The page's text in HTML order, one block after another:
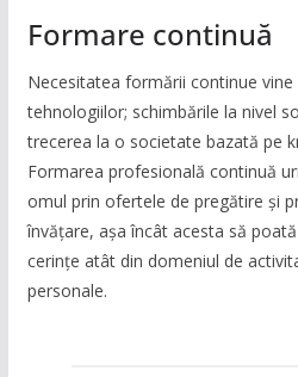
Formare continuă
Necesitatea formării continue
tehnologiilor; schimbările la nivel
trecerea la o societate bazată pe
Formarea profesională continuă
omul prin ofertele de pregătire și
învățare, așa încât acesta să
cerințe atât din domeniul de
personale.